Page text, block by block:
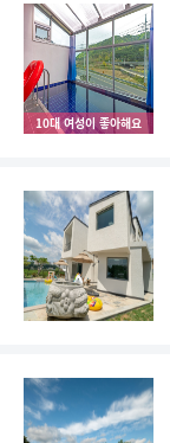
10대 여성이 좋아해요